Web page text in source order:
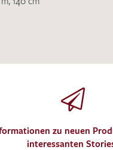
zu neuen
interessanten